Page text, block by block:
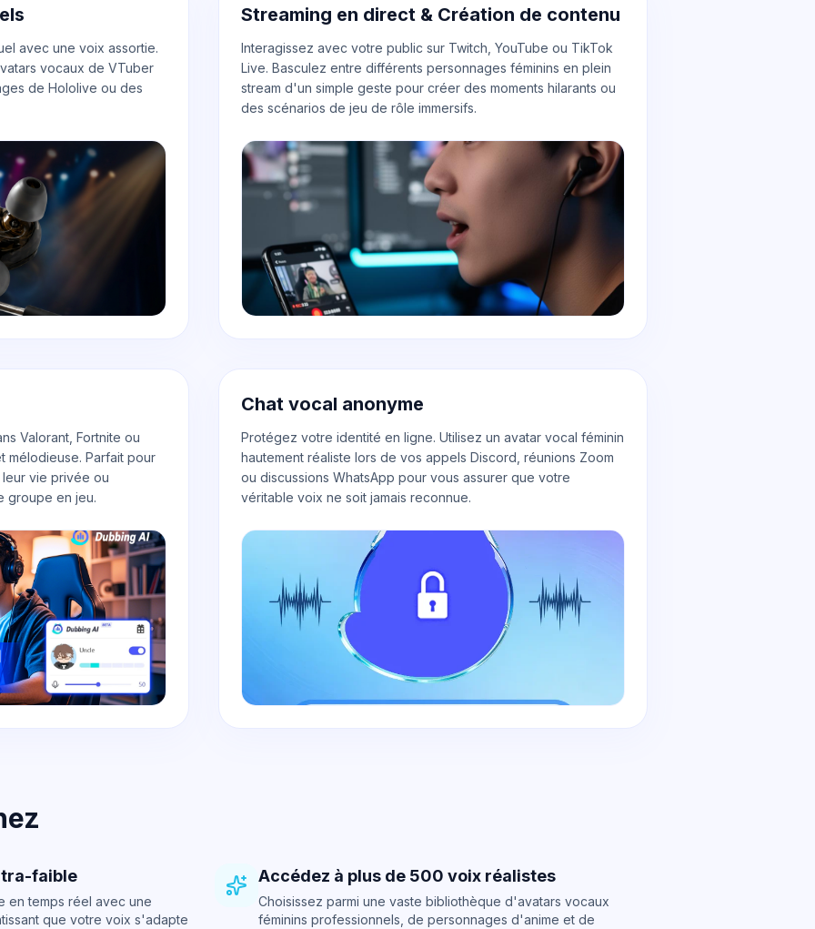
avec une voix assortie.
vocaux de VTuber
de Hololive ou des
Streaming en direct & Création de contenu
Interagissez avec votre public sur Twitch, YouTube ou TikTok
Live. Basculez entre différents personnages féminins en plein
stream d'un simple geste pour créer des moments hilarants ou
des scénarios de jeu de rôle immersifs.
Valorant, Fortnite ou
mélodieuse. Parfait pour
vie privée ou
groupe en jeu.
Chat vocal anonyme
Protégez votre identité en ligne. Utilisez un avatar vocal féminin
hautement réaliste lors de vos appels Discord, réunions Zoom
ou discussions WhatsApp pour vous assurer que votre
véritable voix ne soit jamais reconnue.
faible
en temps réel avec une
que votre voix s'adapte
Accédez à plus de 500 voix réalistes
Choisissez parmi une vaste bibliothèque d'avatars vocaux
féminins professionnels, de personnages d'anime et de